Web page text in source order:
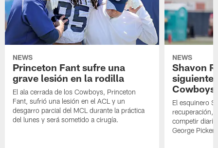
NEWS
Princeton Fant sufre una
grave lesión en la rodilla
El ala cerrada de los Cowboys, Princeton
Fant, sufrió una lesión en el ACL y un
desgarro parcial del MCL durante la práctica
del lunes y será sometido a cirugía.
NEWS
Shavon
siguiente
Cowboys
El esquinero
recuperación,
competir
George